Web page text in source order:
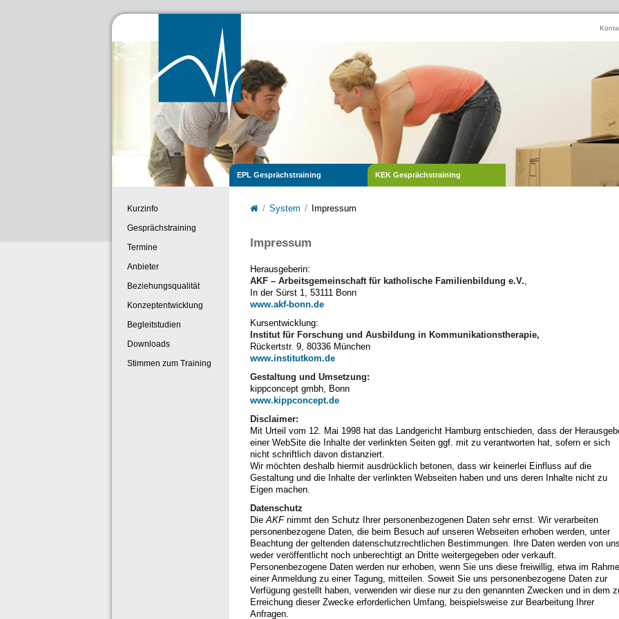
EPL Gesprächstraining KEK Gesprächstraining
Kurzinfo
Gesprächstraining
Termine
Anbieter
Beziehungsqualität
Konzeptentwicklung
Begleitstudien
Downloads
Stimmen zum Training
System Impressum
Impressum
Herausgeberin:
AKF – Arbeitsgemeinschaft für katholische Familienbildung e.V.,
In der Sürst 1, 53111 Bonn
www.akf-bonn.de
Kursentwicklung:
Institut für Forschung und Ausbildung in Kommunikationstherapie,
Rückertstr. 9, 80336 München
www.institutkom.de
Gestaltung und Umsetzung:
kippconcept gmbh, Bonn
www.kippconcept.de
Disclaimer:
Mit Urteil vom 12. Mai 1998 hat das Landgericht Hamburg entschieden, dass der
einer WebSite die Inhalte der verlinkten Seiten ggf. mit zu verantworten hat, sofern er sich
nicht schriftlich davon distanziert.
Wir möchten deshalb hiermit ausdrücklich betonen, dass wir keinerlei Einfluss auf die
Gestaltung und die Inhalte der verlinkten Webseiten haben und uns deren Inhalte nicht zu
Eigen machen.
Datenschutz
DieAKF nimmt den Schutz Ihrer personenbezogenen Daten sehr ernst. Wir verarbeiten
personenbezogene Daten, die beim Besuch auf unseren Webseiten erhoben werden, unter
Beachtung der geltenden datenschutzrechtlichen Bestimmungen. Ihre Daten werden von uns
weder veröffentlicht noch unberechtigt an Dritte weitergegeben oder verkauft.
Personenbezogene Daten werden nur erhoben, wenn Sie uns diese freiwillig, etwa im
einer Anmeldung zu einer Tagung, mitteilen. Soweit Sie uns personenbezogene Daten zur
Verfügung gestellt haben, verwenden wir diese nur zu den genannten Zwecken und in dem
Erreichung dieser Zwecke erforderlichen Umfang, beispielsweise zur Bearbeitung Ihrer
Anfragen.